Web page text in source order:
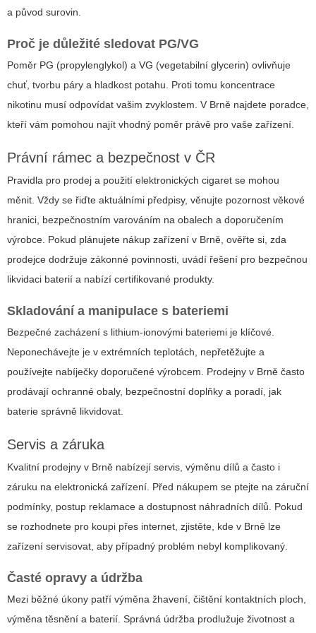
a původ surovin.
Proč je důležité sledovat PG/VG
Poměr PG (propylenglykol) a VG (vegetabilní glycerin) ovlivňuje
chuť, tvorbu páry a hladkost potahu. Proti tomu koncentrace
nikotinu musí odpovídat vašim zvyklostem. V Brně najdete poradce,
kteří vám pomohou najít vhodný poměr právě pro vaše zařízení.
Právní rámec a bezpečnost v ČR
Pravidla pro prodej a použití elektronických cigaret se mohou
měnit. Vždy se řiďte aktuálními předpisy, věnujte pozornost věkové
hranici, bezpečnostním varováním na obalech a doporučením
výrobce. Pokud plánujete nákup zařízení v Brně, ověřte si, zda
prodejce dodržuje zákonné povinnosti, uvádí řešení pro bezpečnou
likvidaci baterií a nabízí certifikované produkty.
Skladování a manipulace s bateriemi
Bezpečné zacházení s lithium-ionovými bateriemi je klíčové.
Neponechávejte je v extrémních teplotách, nepřetěžujte a
používejte nabíječky doporučené výrobcem. Prodejny v Brně často
prodávají ochranné obaly, bezpečnostní doplňky a poradí, jak
baterie správně likvidovat.
Servis a záruka
Kvalitní prodejny v Brně nabízejí servis, výměnu dílů a často i
záruku na elektronická zařízení. Před nákupem se ptejte na záruční
podmínky, postup reklamace a dostupnost náhradních dílů. Pokud
se rozhodnete pro koupi přes internet, zjistěte, kde v Brně lze
zařízení servisovat, aby případný problém nebyl komplikovaný.
Časté opravy a údržba
Mezi běžné úkony patří výměna žhavení, čištění kontaktních ploch,
výměna těsnění a baterií. Správná údržba prodlužuje životnost a